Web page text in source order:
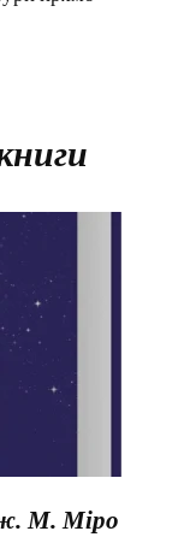
М. Міро